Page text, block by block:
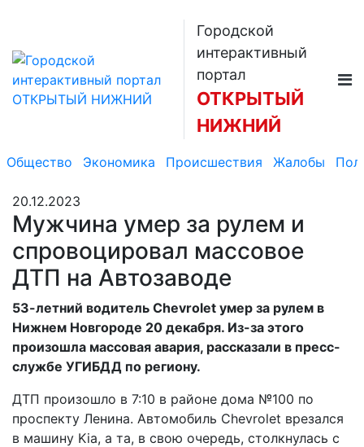
Городской
интерактивный
портал
ОТКРЫТЫЙ
НИЖНИЙ
Общество Экономика Происшествия Жалобы
20.12.2023
Мужчина умер за рулем и
спровоцировал массовое
ДТП на Автозаводе
53-летний водитель Chevrolet умер за рулем в
Нижнем Новгороде 20 декабря. Из-за этого
произошла массовая авария, рассказали в пресс-
службе УГИБДД по региону.
ДТП произошло в 7:10 в районе дома №100 по
проспекту Ленина. Автомобиль Chevrolet врезался
в машину Kia, а та, в свою очередь, столкнулась с